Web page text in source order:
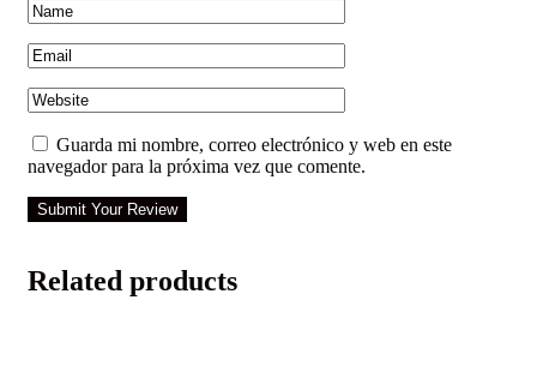
Guarda mi nombre, correo electrónico y web en este
navegador para la próxima vez que comente.
Submit Your Review
Related products